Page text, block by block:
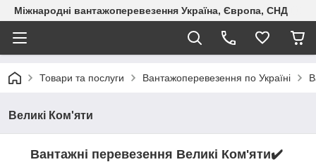
Міжнародні вантажоперевезення Україна, Європа, СНД
Товари та послуги Вантажоперевезення по Україні
Великі Ком'яти
Вантажні перевезення Великі Ком'яти✔️